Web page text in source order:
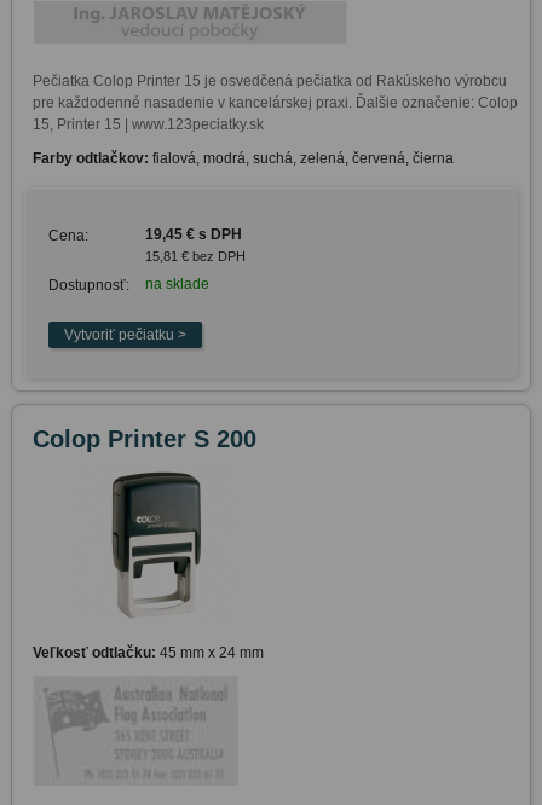
Pečiatka Colop Printer 15 je osvedčená pečiatka od Rakúskeho výrobcu
pre každodenné nasadenie v kancelárskej praxi. Ďalšie označenie: Colop
15, Printer 15 | www.123peciatky.sk
Farby odtlačkov: fialová, modrá, suchá, zelená, červená, čierna
Cena: 19,45 € s DPH
15,81 € bez DPH
Dostupnosť: na sklade
Colop Printer S 200
Veľkosť odtlačku: 45 mm x 24 mm